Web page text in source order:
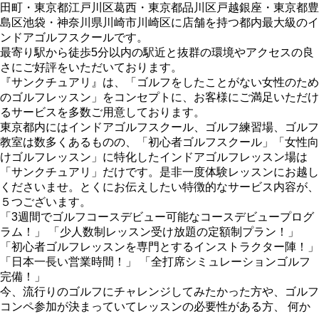
田町・東京都江戸川区葛西・東京都品川区戸越銀座・東京都豊
島区池袋・神奈川県川崎市川崎区に店舗を持つ都内最大級のイ
ンドアゴルフスクールです。
最寄り駅から徒歩5分以内の駅近と抜群の環境やアクセスの良
さにご好評をいただいております。
『サンクチュアリ』は、「ゴルフをしたことがない女性のため
のゴルフレッスン」をコンセプトに、お客様にご満足いただけ
るサービスを多数ご用意しております。
東京都内にはインドアゴルフスクール、ゴルフ練習場、ゴルフ
教室は数多くあるものの、「初心者ゴルフスクール」「女性向
けゴルフレッスン」に特化したインドアゴルフレッスン場は
「サンクチュアリ」だけです。是非一度体験レッスンにお越し
くださいませ。とくにお伝えしたい特徴的なサービス内容が、
５つございます。
「3週間でゴルフコースデビュー可能なコースデビュープログ
ラム！」 「少人数制レッスン受け放題の定額制プラン！」
「初心者ゴルフレッスンを専門とするインストラクター陣！」
「日本一長い営業時間！」 「全打席シミュレーションゴルフ
完備！」
今、流行りのゴルフにチャレンジしてみたかった方や、ゴルフ
コンペ参加が決まっていてレッスンの必要性がある方、 何か